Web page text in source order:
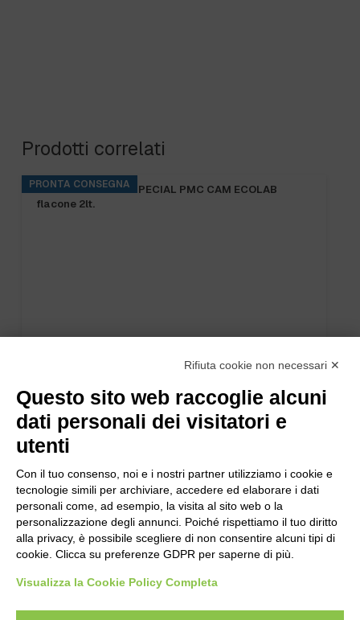
Prodotti correlati
PRONTA CONSEGNA
BASE RINS S2 ta.5 kg.
Rifiuta cookie non necessari ✕
Questo sito web raccoglie alcuni
dati personali dei visitatori e
utenti
Con il tuo consenso, noi e i nostri partner utilizziamo i cookie e
tecnologie simili per archiviare, accedere ed elaborare i dati
personali come, ad esempio, la visita al sito web o la
personalizzazione degli annunci. Poiché rispettiamo il tuo diritto
alla privacy, è possibile scegliere di non consentire alcuni tipi di
cookie. Clicca su preferenze GDPR per saperne di più.
Visualizza la Cookie Policy Completa